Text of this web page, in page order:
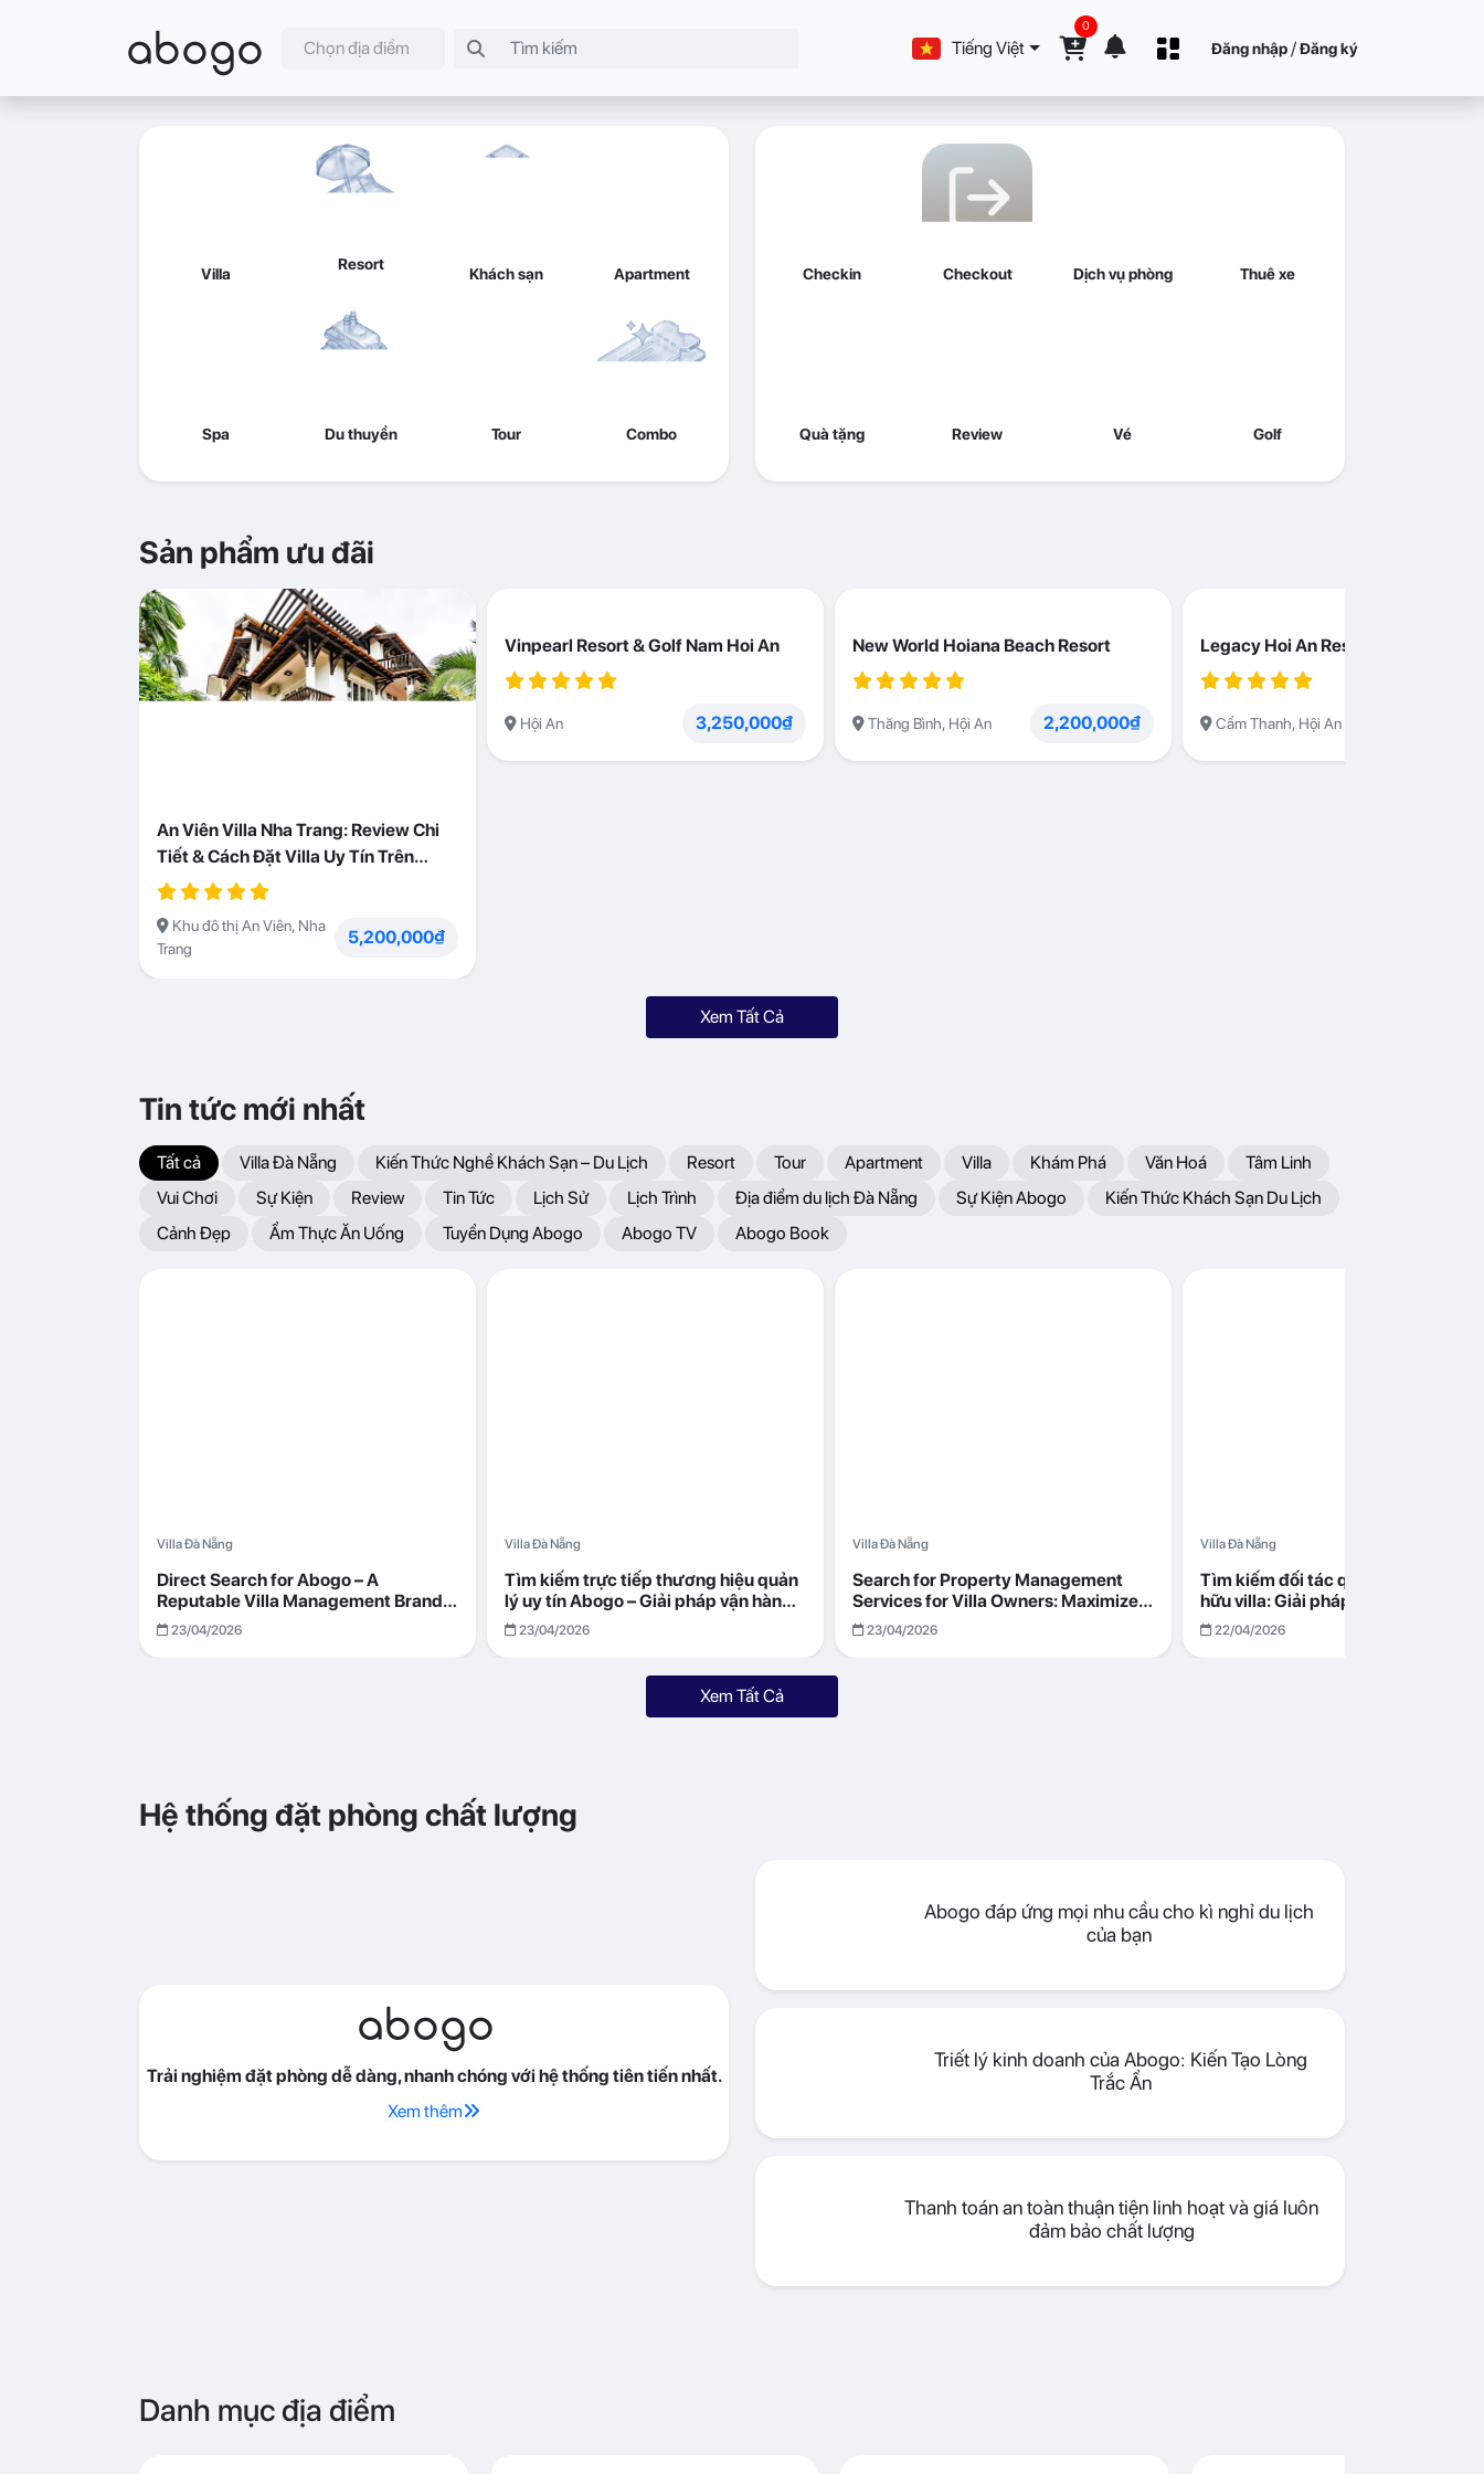
abogo Chọn địa điểm Tiếng Việt
0
Đăng nhập /Đăng ký
Villa
Resort
Khách sạn Apartment
Spa Du thuyền Tour Combo
Checkin Checkout Dịch vụ phòng Thuê xe
Quà tặng Review Vé Golf
Sản phẩm ưu đãi
An Viên Villa Nha Trang: Review Chi
Tiết & Cách Đặt Villa Uy Tín Trên
Abogo
Khu đô thị An Viên, Nha
Trang
5,200,000₫
Vinpearl Resort & Golf Nam Hoi An
Hội An 3,250,000₫
New World Hoiana Beach Resort
Thăng Bình, Hội An 2,200,000₫
Legacy Hoi An Resort
Cẩm Thanh, Hội An
Xem Tất Cả
Tin tức mới nhất
Tất cả Villa Đà Nẵng Kiến Thức Nghề Khách Sạn – Du Lịch Resort Tour Apartment Villa Khám Phá Văn Hoá
Tâm Linh
Vui Chơi
Sự Kiện Review Tin Tức Lịch Sử Lịch Trình Địa điểm du lịch Đà Nẵng Sự Kiện Abogo
Kiến Thức Khách Sạn Du Lịch
Cảnh Đẹp
Ẩm Thực Ăn Uống Tuyển Dụng Abogo Abogo TV Abogo Book
Villa Đà Nẵng
Direct Search for Abogo – A
Reputable Villa Management Brand
with Transparent and Effective
Operations
23/04/2026
Villa Đà Nẵng
Tìm kiếm trực tiếp thương hiệu quản
lý uy tín Abogo – Giải pháp vận hành
villa hiệu quả, minh bạch
23/04/2026
Villa Đà Nẵng
Search for Property Management
Services for Villa Owners: Maximize
Returns with Abogo in Da Nang
23/04/2026
Villa Đà Nẵng
Tìm kiếm đối tác quản lý cho chủ sở
hữu villa: Giải pháp tối ưu lợi nhuận
cùng Abogo tại Đà Nẵng
22/04/2026
Xem Tất Cả
Hệ thống đặt phòng chất lượng
abogo
Trải nghiệm đặt phòng dễ dàng, nhanh chóng với hệ thống tiên tiến nhất.
Xem thêm
Abogo đáp ứng mọi nhu cầu cho kì nghỉ du lịch
của bạn
Triết lý kinh doanh của Abogo: Kiến Tạo Lòng
Trắc Ẩn
Thanh toán an toàn thuận tiện linh hoạt và giá luôn
đảm bảo chất lượng
Danh mục địa điểm